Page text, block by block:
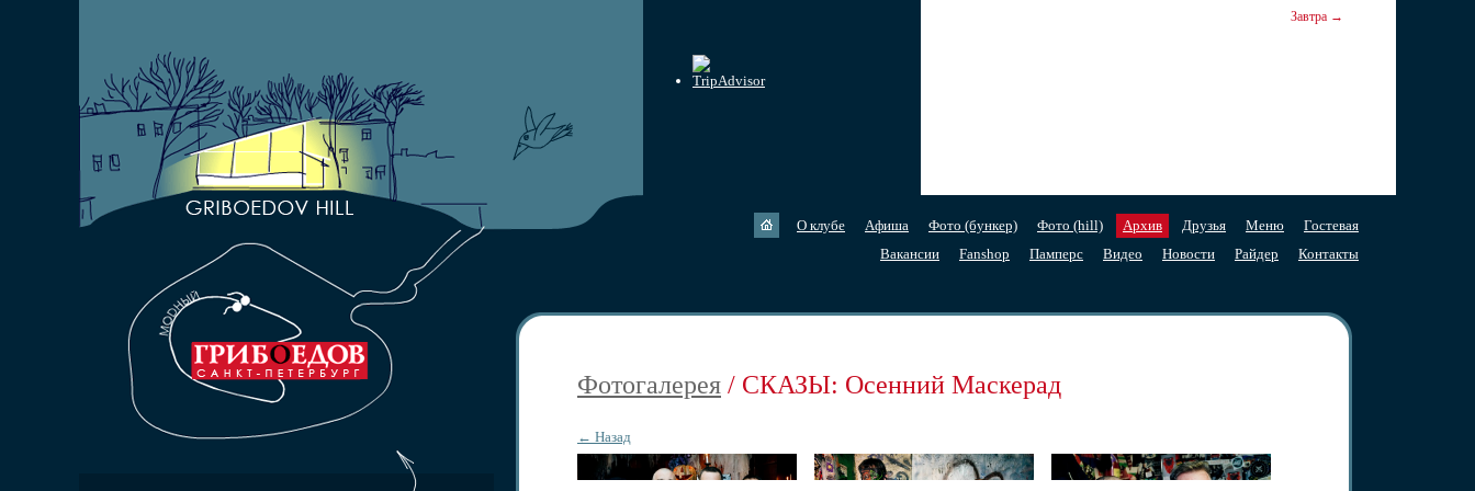
Завтра →
О клубе Афиша Фото (бункер) Фото (hill) Архив Друзья Меню
Гостевая
Вакансии
Fanshop Памперс Видео Новости Райдер Контакты
Фотогалерея / СКАЗЫ: Осенний Маскерад
← Назад